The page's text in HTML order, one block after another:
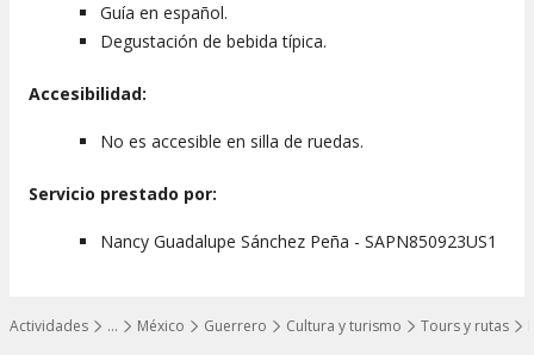
…
Mostrar todos los niveles
Actividades México Guerrero Cultura y turismo Tours y rutas
Guía en español.
Degustación de bebida típica.
Accesibilidad:
No es accesible en silla de ruedas.
Servicio prestado por:
Nancy Guadalupe Sánchez Peña - SAPN850923US1